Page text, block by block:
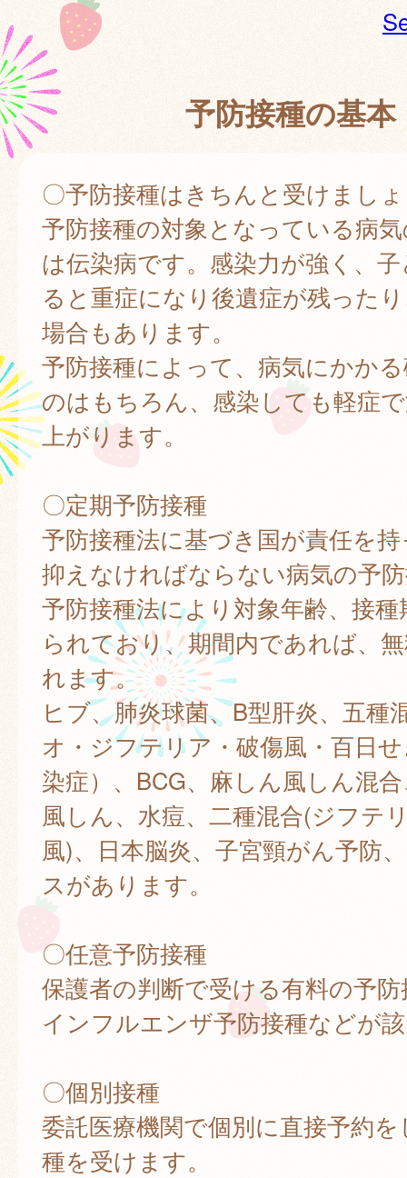
予防接種の基本
〇予防接種はきちんと受けまし
予防接種の対象となっている病
は伝染病です。感染力が強く、
ると重症になり後遺症が残った
場合もあります。
予防接種によって、病気にかか
のはもちろん、感染しても軽症
上がります。
〇定期予防接種
予防接種法に基づき国が責任を
抑えなければならない病気の予
予防接種法により対象年齢、接
られており、期間内であれば、
れます。
ヒブ、肺炎球菌、B型肝炎、五種
オ・ジフテリア・破傷風・百日
染症）、BCG、麻しん風しん混
風しん、水痘、二種混合(ジフテ
風)、日本脳炎、子宮頸がん予防
スがあります。
〇任意予防接種
保護者の判断で受ける有料の予
インフルエンザ予防接種などが
〇個別接種
委託医療機関で個別に直接予約
種を受けます。